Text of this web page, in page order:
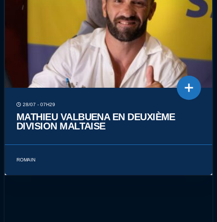
28/07 - 07H29
MATHIEU VALBUENA EN DEUXIÈME
DIVISION MALTAISE
ROMAIN